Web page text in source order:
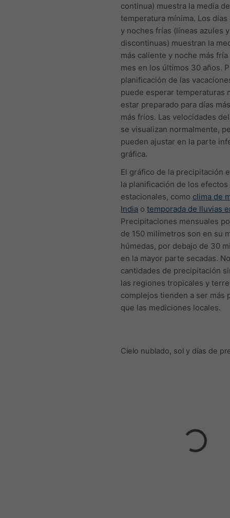
continua) muestra la media
temperatura mínima. Los
y noches frías (líneas azules
discontinuas) muestran la
más caliente y noche más fría
mes en los últimos 30 años.
planificación de las
puede esperar temperaturas
estar preparado para días
más fríos. Las velocidades
se visualizan normalmente,
pueden ajustar en la parte
gráfica.
El gráfico de la precipitación
la planificación de los efectos
estacionales, como clima de
India o temporada de lluvias
Precipitaciones mensuales
de 150 milímetros son en su
húmedas, por debajo de 30
en la mayor parte secadas.
cantidades de precipitación
las regiones tropicales y
complejos tienden a ser más
que las mediciones locales.
Cielo nublado, sol y días de